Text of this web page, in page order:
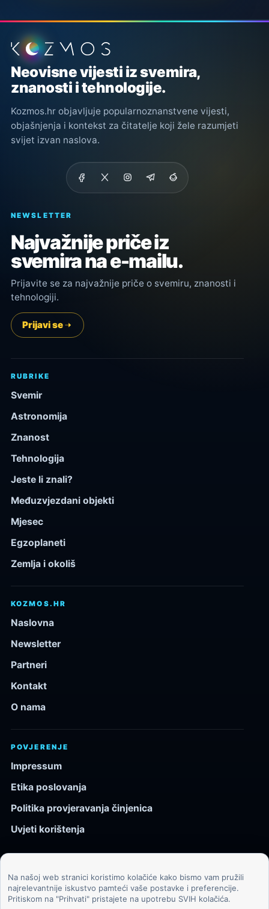
Podnožje stranice
Neovisne vijesti iz svemira,
znanosti i tehnologije.
Kozmos.hr objavljuje popularnoznanstvene vijesti,
objašnjenja i kontekst za čitatelje koji žele razumjeti
svijet izvan naslova.
NEWSLETTER
Najvažnije priče iz
svemira na e-mailu.
Prijavite se za najvažnije priče o svemiru, znanosti i
tehnologiji.
Prijavi se
RUBRIKE
Svemir
Astronomija
Znanost
Tehnologija
Jeste li znali?
Međuzvjezdani objekti
Mjesec
Egzoplaneti
Zemlja i okoliš
KOZMOS.HR
Naslovna
Newsletter
Partneri
Kontakt
O nama
POVJERENJE
Impressum
Etika poslovanja
Politika provjeravanja činjenica
Uvjeti korištenja
© 2026 Kozmos.hr. Sva prava pridržana.
Svemir, znanost, tehnologija i velike ideje za znatiželjne
Na našoj web stranici koristimo kolačiće kako bismo vam pružili
najrelevantnije iskustvo pamteći vaše postavke i preferencije.
Pritiskom na "Prihvati" pristajete na upotrebu SVIH kolačića.